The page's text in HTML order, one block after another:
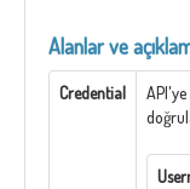
Alanlar ve
Credential